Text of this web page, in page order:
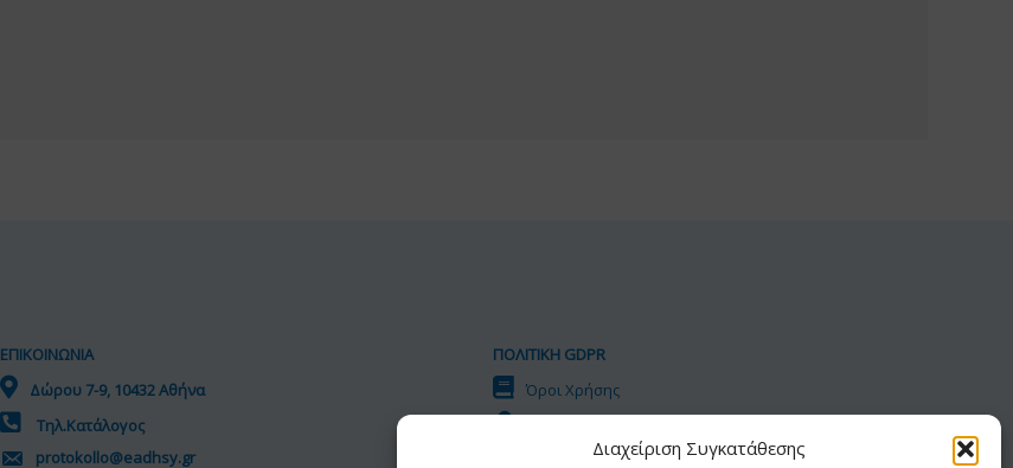
Διαχείριση Συγκατάθεσης
ΕΠΙΚΟΙΝΩΝΙΑ
Δώρου 7-9, 10432 Αθήνα
Τηλ.Κατάλογος
protokollo@eadhsy.gr
ΠΟΛΙΤΙΚΗ GDPR
Όροι Χρήσης
Πολιτική Cookies